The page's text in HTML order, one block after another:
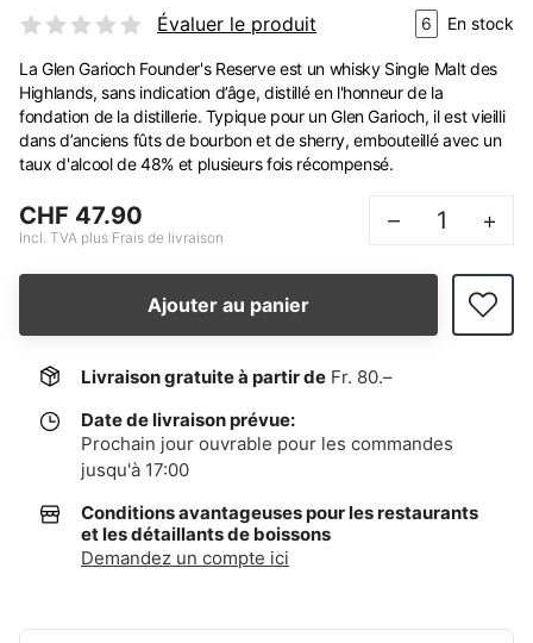
Évaluer le produit 6 En stock
La Glen Garioch Founder's Reserve est un whisky Single Malt des
Highlands, sans indication d’âge, distillé en l'honneur de la
fondation de la distillerie. Typique pour un Glen Garioch, il est vieilli
dans d’anciens fûts de bourbon et de sherry, embouteillé avec un
taux d'alcool de 48% et plusieurs fois récompensé.
CHF 47.90
Incl. TVA plus Frais de livraison
– +
Ajouter au panier
Livraison gratuite à partir de Fr. 80.–
Date de livraison prévue:
Prochain jour ouvrable pour les commandes
jusqu'à 17:00
Conditions avantageuses pour les restaurants
et les détaillants de boissons
Demandez un compte ici